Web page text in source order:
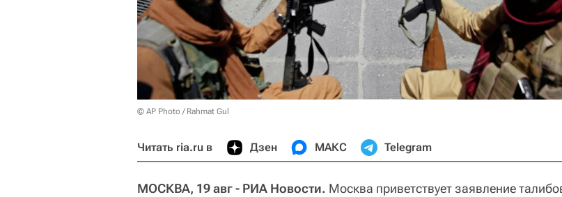
© AP Photo / Rahmat Gul
Читать ria.ru в Дзен МАКС Telegram
МОСКВА, 19 авг - РИА Новости. Москва приветствует заявление